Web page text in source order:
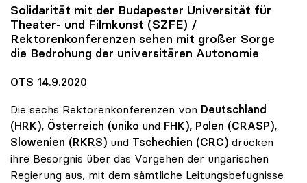
Solidarität mit der Budapester Universität für
Theater- und Filmkunst (SZFE) /
Rektorenkonferenzen sehen mit großer Sorge
die Bedrohung der universitären Autonomie
OTS 14.9.2020
Die sechs Rektorenkonferenzen von Deutschland
(HRK), Österreich (uniko und FHK), Polen (CRASP),
Slowenien (RKRS) und Tschechien (CRC) drücken
ihre Besorgnis über das Vorgehen der ungarischen
Regierung aus, mit dem sämtliche Leitungsbefugnisse